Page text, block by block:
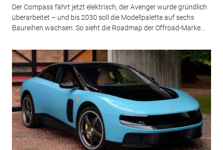
Der Compass fährt jetzt elektrisch, der Avenger wurde gründlich
überarbeitet – und bis 2030 soll die Modellpalette auf sechs
Baureihen wachsen. So sieht die Roadmap der Offroad-Marke...